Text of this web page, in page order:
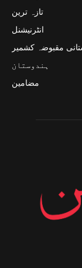
تازہ ترین
انٹرنیشنل
مقبوضہ کشمیر
ہندوستان
مضامین